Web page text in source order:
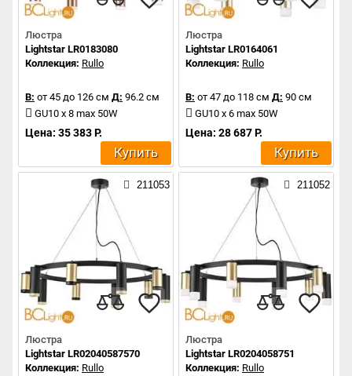
Люстра
Lightstar LR0183080
Коллекция: Rullo
В: от 45 до 126 см Д: 96.2 см
GU10 x 8 max 50W
Цена: 35 383 Р.
Купить
Люстра
Lightstar LR0164061
Коллекция: Rullo
В: от 47 до 118 см Д: 90 см
GU10 x 6 max 50W
Цена: 28 687 Р.
Купить
211053
Люстра
Lightstar LR02040587570
Коллекция: Rullo
211052
Люстра
Lightstar LR0204058751
Коллекция: Rullo